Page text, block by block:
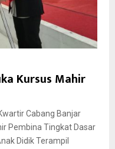
Kursus Mahir
Cabang Banjar
Pembina Tingkat Dasar
Didik Terampil